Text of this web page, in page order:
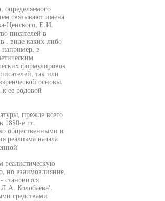
определяемого
связывают имена
Ценского, Е.И.
писателей в
. виде каких-либо
например, в
формулировок
так или
основы.
ее родовой
прежде всего
1880-е гт.
общественными и
реализма начала
но взаимовлияние,
Л.А. Колобаева'.
средствами